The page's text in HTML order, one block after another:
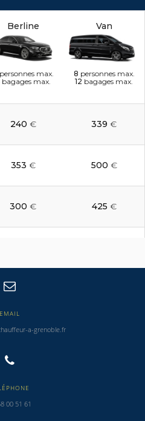
Berline
max.
bagages max.
Van
8 personnes max.
12 bagages max.
240 € 339 €
353 € 500 €
300 € 425 €
EMAIL
a-grenoble.fr
00 51 61